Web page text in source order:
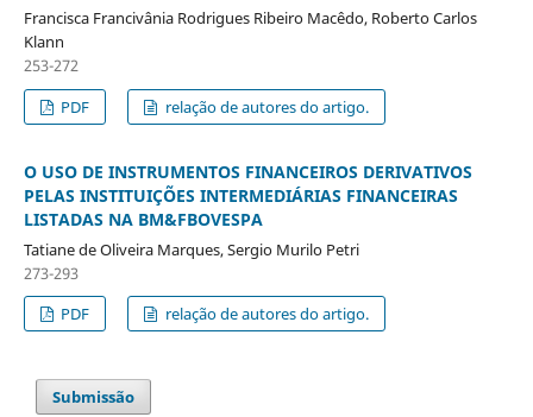
Francisca Francivânia Rodrigues Ribeiro Macêdo, Roberto Carlos
Klann
253-272
PDF
relação de autores do artigo.
O USO DE INSTRUMENTOS FINANCEIROS DERIVATIVOS
PELAS INSTITUIÇÕES INTERMEDIÁRIAS FINANCEIRAS
LISTADAS NA BM&FBOVESPA
Tatiane de Oliveira Marques, Sergio Murilo Petri
273-293
PDF
relação de autores do artigo.
Submissão